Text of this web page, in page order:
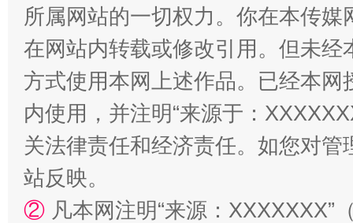
阿坝州三大球赛在茂县开幕
所属网站的一切权力。你在本传
在网站内转载或修改引用。但未
方式使用本网上述作品。已经本
内使用，并注明“来源于：
关法律责任和经济责任。如您对
站反映。
② 凡本网注明“来源：